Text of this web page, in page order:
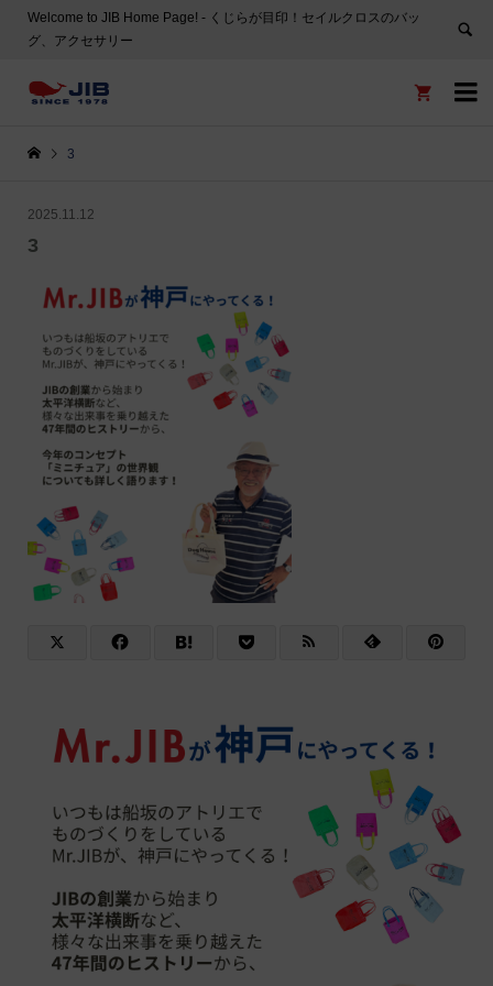
Welcome to JIB Home Page! ‐ くじらが目印！セイルクロスのバッ
グ、アクセサリー


3
2025.11.12
3